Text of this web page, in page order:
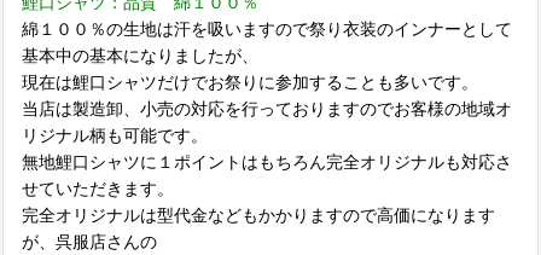
綿１００％の生地は汗を吸いますので祭り衣装のインナーとして
基本中の基本になりましたが、
現在は鯉口シャツだけでお祭りに参加することも多いです。
当店は製造卸、小売の対応を行っておりますのでお客様の地域オ
リジナル柄も可能です。
無地鯉口シャツに１ポイントはもちろん完全オリジナルも対応さ
せていただきます。
完全オリジナルは型代金などもかかりますので高価になります
が、呉服店さんの